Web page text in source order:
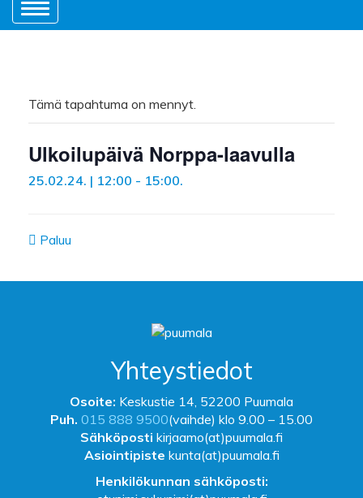
Toggle
navigation
Tämä tapahtuma on mennyt.
Ulkoilupäivä Norppa-laavulla
25.02.24. | 12:00 - 15:00.
Paluu
Yhteystiedot
Osoite: Keskustie 14, 52200 Puumala
Puh. 015 888 9500(vaihde) klo 9.00 – 15.00
Sähköposti kirjaamo(at)puumala.fi
Asiointipiste kunta(at)puumala.fi
Henkilökunnan sähköposti: